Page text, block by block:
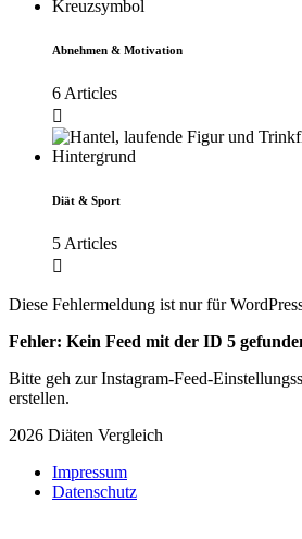
Abnehmen & Motivation
6 Articles
Diät & Sport
5 Articles
Diese Fehlermeldung ist nur für
Fehler: Kein Feed mit der ID 5
Bitte geh zur Instagram-Feed-
erstellen.
2026 Diäten Vergleich
Impressum
Datenschutz